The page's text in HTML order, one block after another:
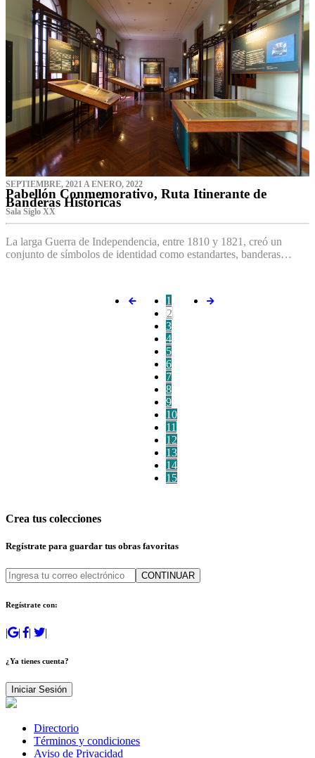
SEPTIEMBRE, 2021 A ENERO, 2022
Pabellón Conmemorativo, Ruta Itinerante de
Banderas Históricas
Sala Siglo XX
La larga Guerra de Independencia, entre 1810 y 1821, creó un
conjunto de símbolos de identidad como estandartes, banderas…
1
2
3
4
5
6
7
8
9
10
11
12
13
14
15
Crea tus colecciones
Regístrate para guardar tus obras favoritas
CONTINUAR
Regístrate con:
| | | |
¿Ya tienes cuenta?
Iniciar Sesión
Directorio
Términos y condiciones
Aviso de Privacidad